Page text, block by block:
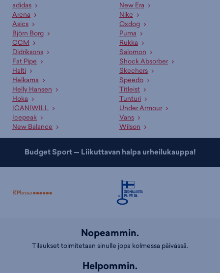
adidas
Arena
Asics
Björn Borg
CCM
Didriksons
Fat Pipe
Halti
Helkama
Helly Hansen
Hoka
ICANIWILL
Icepeak
New Balance
New Era
Nike
Oxdog
Puma
Rukka
Salomon
Shock Absorber
Skechers
Speedo
Titleist
Tunturi
Under Armour
Vans
Wilson
Budget Sport — Liikuttavan halpa urheilukauppa!
Nopeammin.
Tilaukset toimitetaan sinulle jopa kolmessa päivässä.
Helpommin.